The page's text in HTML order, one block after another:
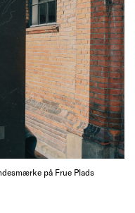
på Frue Plads